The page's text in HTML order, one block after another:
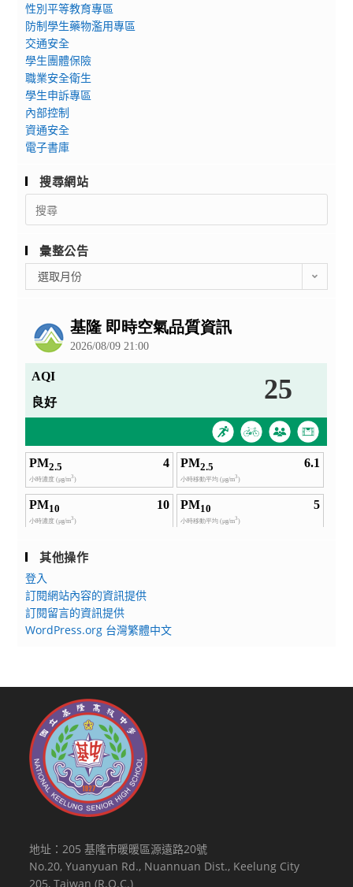
性別平等教育專區
防制學生藥物濫用專區
交通安全
學生團體保險
職業安全衛生
學生申訴專區
內部控制
資通安全
電子書庫
搜尋網站
Search
for:
彙整公告
整
選取月份
其他操作
登入
訂閱網站內容的資訊提供
訂閱留言的資訊提供
WordPress.org 台灣繁體中文
地址：205 基隆市暖暖區源遠路20號
No.20, Yuanyuan Rd., Nuannuan Dist., Keelung City
205, Taiwan (R.O.C.)